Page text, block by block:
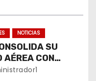
NOTICIAS
SU
AÉREA CON
SEMANALES A